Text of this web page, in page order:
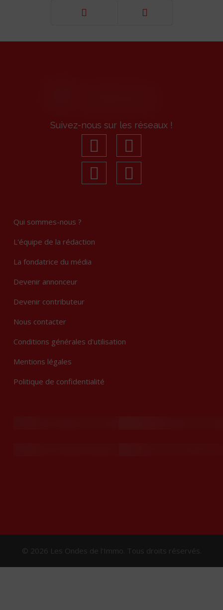
Suivez-nous sur les réseaux !
facebook
linkedin
Qui sommes-nous ?
L'équipe de la rédaction
La fondatrice du média
Devenir annonceur
Devenir contributeur
Nous contacter
Conditions générales d'utilisation
Mentions légales
Politique de confidentialité
© 2026 Les Ondes de l'Immo. Tous droits réservés.